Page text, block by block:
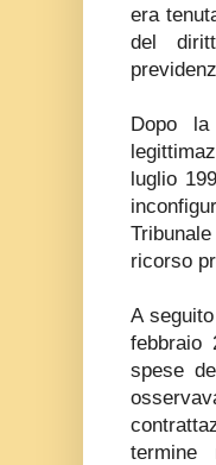
era
del
Dopo
luglio
ricorso
A
febbraio
spese
termine